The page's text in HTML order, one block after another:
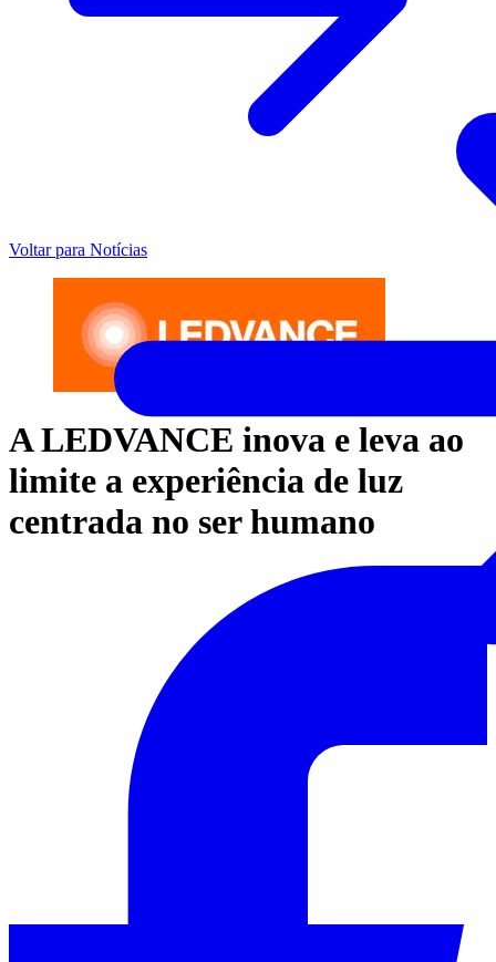
Voltar para Notícias
A LEDVANCE inova e leva ao
limite a experiência de luz
centrada no ser humano